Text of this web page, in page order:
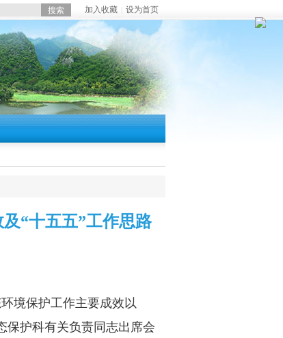
加入收藏 设为首页
“十五五”工作思路
境保护工作主要成效以
保护科有关负责同志出席会